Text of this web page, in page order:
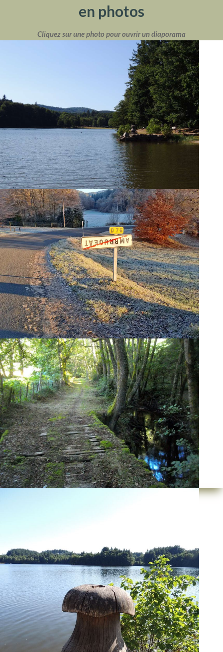
en photos
Cliquez sur une photo pour ouvrir un diaporama